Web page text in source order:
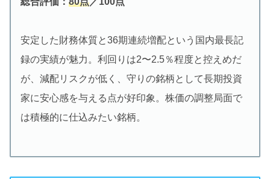
安定した財務体質と36期連続増配という国内最長記
録の実績が魅力。利回りは2〜2.5％程度と控えめだ
が、減配リスクが低く、守りの銘柄として長期投資
家に安心感を与える点が好印象。株価の調整局面で
は積極的に仕込みたい銘柄。